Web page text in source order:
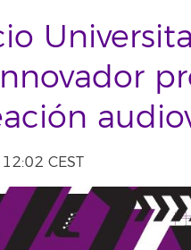
CEST